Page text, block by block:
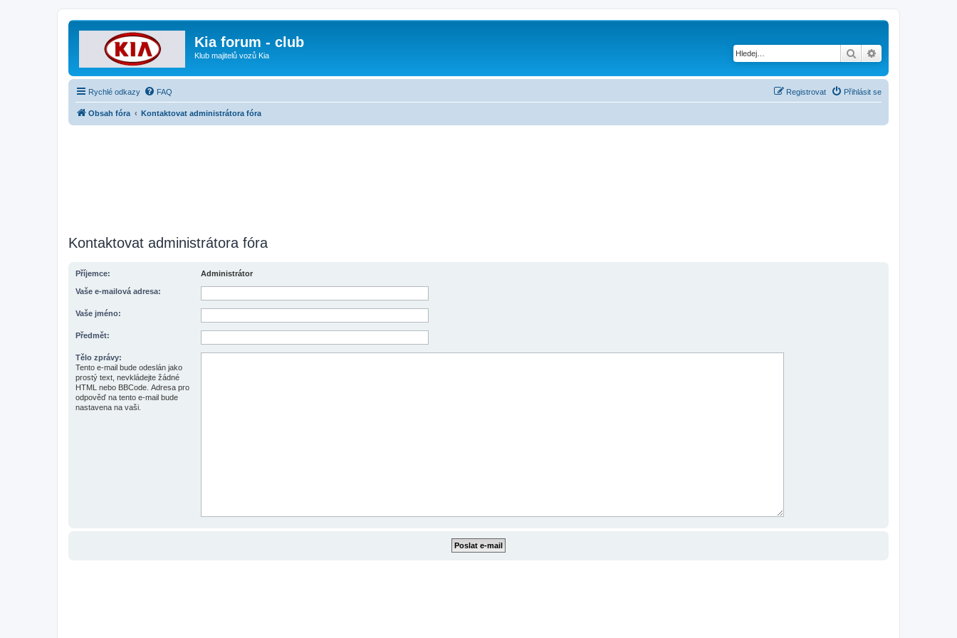
Kia forum - club
Klub majitelů vozů Kia Hledat
Rychlé odkazy FAQ Přihlásit se
Registrovat
Obsah fóra Kontaktovat administrátora fóra
Kontaktovat administrátora fóra
Příjemce: Administrátor
Vaše e-mailová adresa:
Vaše jméno:
Předmět:
Tělo zprávy:
Tento e-mail bude odeslán jako
prostý text, nevkládejte žádné
HTML nebo BBCode. Adresa pro
odpověď na tento e-mail bude
nastavena na vaši.